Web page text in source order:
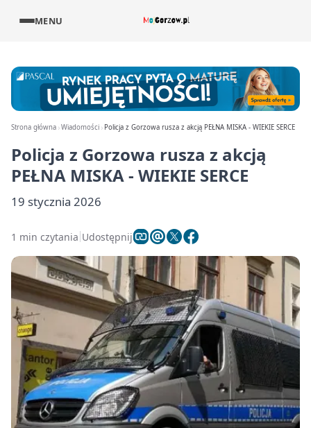
MENU
Strona główna Wiadomości Policja z Gorzowa rusza z akcją PEŁNA MISKA - WIEKIE SERCE
Policja z Gorzowa rusza z akcją
PEŁNA MISKA - WIEKIE SERCE
19 stycznia 2026
1 min czytania Udostępnij